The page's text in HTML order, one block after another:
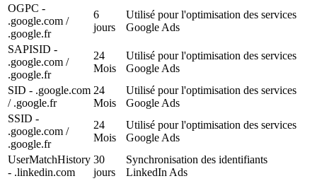
OGPC -
.google.com /
.google.fr
6
jours
Utilisé pour l'optimisation des services
Google Ads
SAPISID -
.google.com /
.google.fr
24
Mois
Utilisé pour l'optimisation des services
Google Ads
SID - .google.com
/ .google.fr
24
Mois
Utilisé pour l'optimisation des services
Google Ads
SSID -
.google.com /
.google.fr
24
Mois
Utilisé pour l'optimisation des services
Google Ads
UserMatchHistory
- .linkedin.com
30
jours
Synchronisation des identifiants
LinkedIn Ads